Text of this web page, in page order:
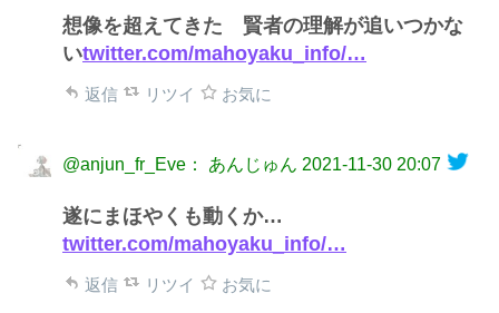
想像を超えてきた 賢者の理解が追いつかな
いtwitter.com/mahoyaku_info/…
返信 リツイ お気に
@anjun_fr_Eve： あんじゅん 2021-11-30 20:07
遂にまほやくも動くか…
twitter.com/mahoyaku_info/…
返信 リツイ お気に